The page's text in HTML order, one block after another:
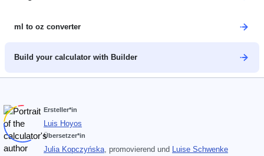
ml to oz converter
Build your calculator with Builder
Ersteller*in
Luis Hoyos
Übersetzer*in
Julia Kopczyńska, promovierend und Luise Schwenke